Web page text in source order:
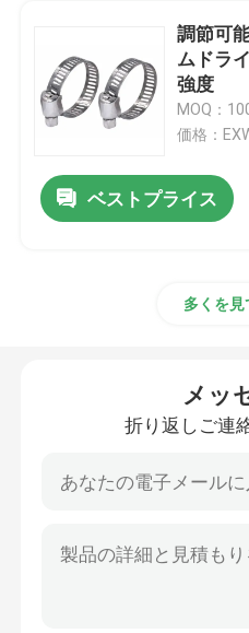
企業情報
製品
ナイロン ケーブルのタイ
ケーブルのタイの付属品
ケーブルのマーカーの版
調節可
ムドラ
強度
MOQ：
価格：
ベストプライス
多くを
メッ
折り返しご連